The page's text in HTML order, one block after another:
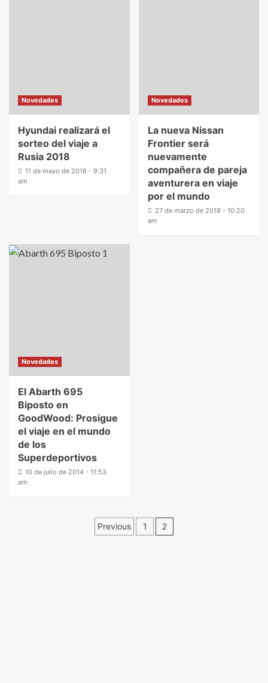
Novedades
Hyundai realizará el
sorteo del viaje a
Rusia 2018
11 de mayo de 2018 - 9:31
am
Novedades
La nueva Nissan
Frontier será
nuevamente
compañera de pareja
aventurera en viaje
por el mundo
27 de marzo de 2018 - 10:20
am
Novedades
El Abarth 695
Biposto en
GoodWood: Prosigue
el viaje en el mundo
de los
Superdeportivos
10 de julio de 2014 - 11:53
am
Previous 1 2